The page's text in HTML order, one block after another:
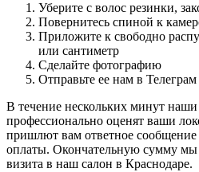
Уберите с волос резинки,
Повернитесь спиной к
Приложите к свободно
или сантиметр
Сделайте фотографию
Отправьте ее нам в
В течение нескольких минут
профессионально оценят ваши
пришлют вам ответное
оплаты. Окончательную сумму мы
визита в наш салон в Краснодаре.